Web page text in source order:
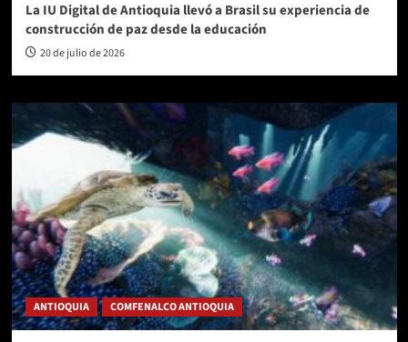
La IU Digital de Antioquia llevó a Brasil su experiencia de
construcción de paz desde la educación
20 de julio de 2026
ANTIOQUIA COMFENALCO ANTIOQUIA